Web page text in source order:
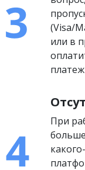
(Visa/
или в
При